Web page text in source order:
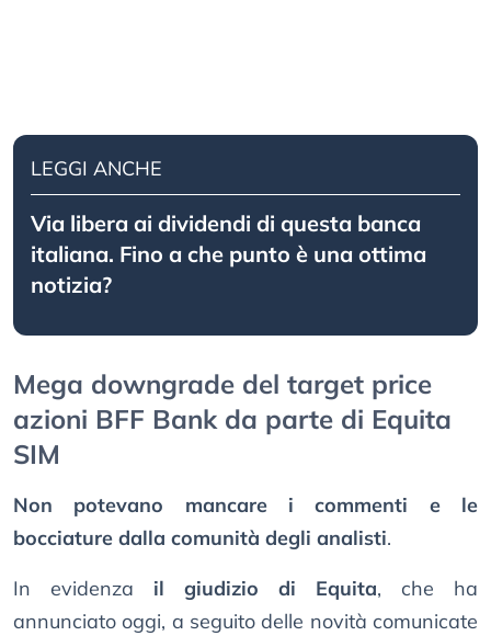
LEGGI ANCHE
Via libera ai dividendi di questa banca
italiana. Fino a che punto è una ottima
notizia?
Mega downgrade del target price
azioni BFF Bank da parte di Equita
SIM
Non potevano mancare i commenti e le
bocciature dalla comunità degli analisti.
In evidenza il giudizio di Equita, che ha
annunciato oggi, a seguito delle novità comunicate